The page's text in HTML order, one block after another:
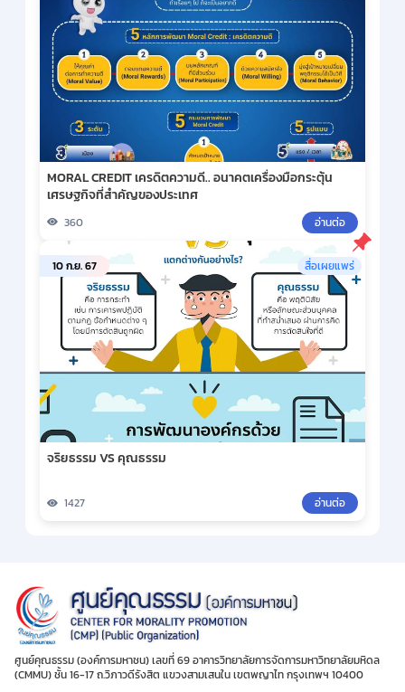
MORAL CREDIT เครดิตความดี.. อนาคตเครื่องมือกระตุ้น
เศรษฐกิจที่สำคัญของประเทศ
360 อ่านต่อ
10 ก.ย. 67 สื่อเผยแพร่
จริยธรรม VS คุณธรรม
1427 อ่านต่อ
ศูนย์คุณธรรม (องค์การมหาชน) เลขที่ 69 อาคารวิทยาลัยการจัดการมหาวิทยาลัยมหิดล
(CMMU) ชั้น 16-17 ถ.วิภาวดีรังสิต แขวงสามเสนใน เขตพญาไท กรุงเทพฯ 10400